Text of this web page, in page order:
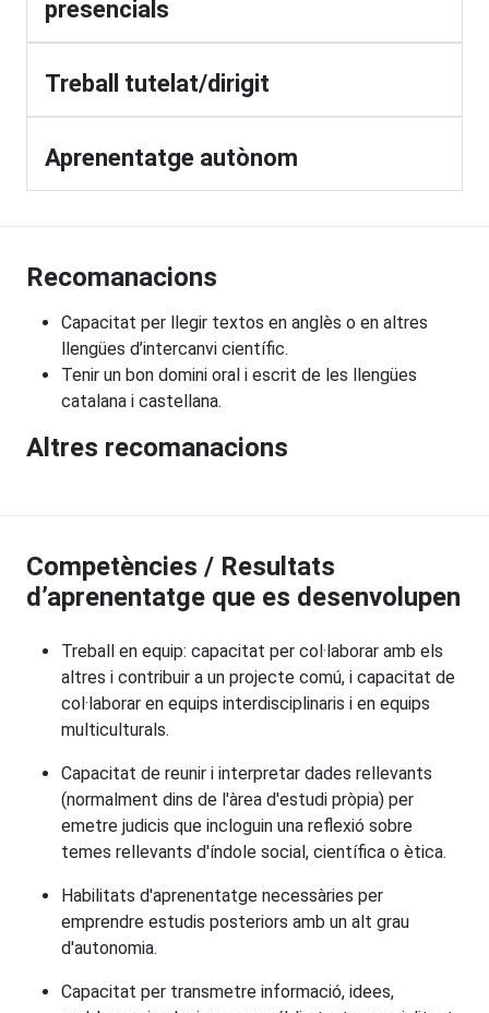
presencials
Treball tutelat/dirigit
Aprenentatge autònom
Recomanacions
Capacitat per llegir textos en anglès o en altres
llengües d’intercanvi científic.
Tenir un bon domini oral i escrit de les llengües
catalana i castellana.
Altres recomanacions
Competències / Resultats
d’aprenentatge que es desenvolupen
Treball en equip: capacitat per col·laborar amb els
altres i contribuir a un projecte comú, i capacitat de
col·laborar en equips interdisciplinaris i en equips
multiculturals.
Capacitat de reunir i interpretar dades rellevants
(normalment dins de l'àrea d'estudi pròpia) per
emetre judicis que incloguin una reflexió sobre
temes rellevants d'índole social, científica o ètica.
Habilitats d'aprenentatge necessàries per
emprendre estudis posteriors amb un alt grau
d'autonomia.
Capacitat per transmetre informació, idees,